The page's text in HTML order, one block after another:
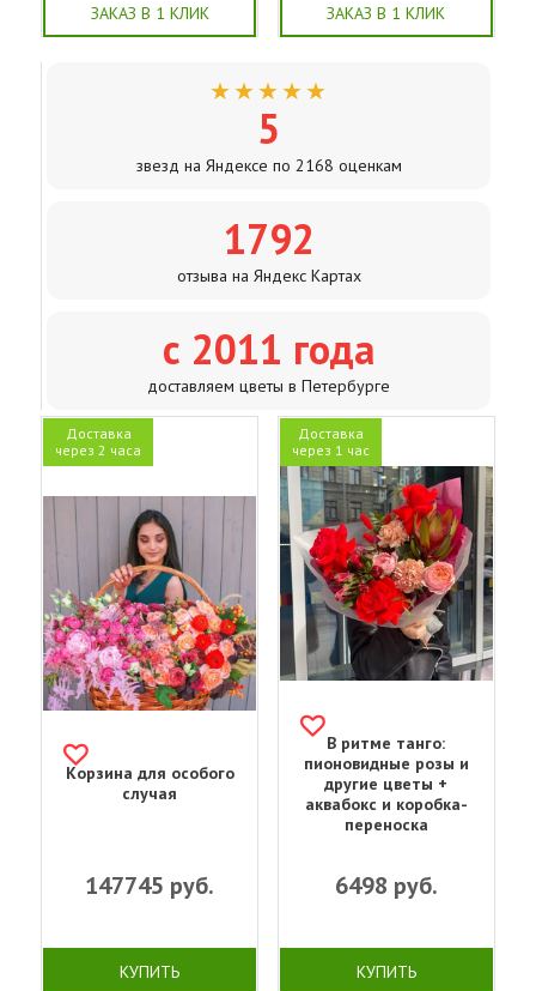
ЗАКАЗ В 1 КЛИК ЗАКАЗ В 1 КЛИК
★★★★★
5
звезд на Яндексе по 2168 оценкам
1792
отзыва на Яндекс Картах
с 2011 года
доставляем цветы в Петербурге
Доставка
через 2 часа
Корзина для особого
случая
147745 руб.
КУПИТЬ
Доставка
через 1 час
В ритме танго:
пионовидные розы и
другие цветы +
аквабокс и коробка-
переноска
6498 руб.
КУПИТЬ